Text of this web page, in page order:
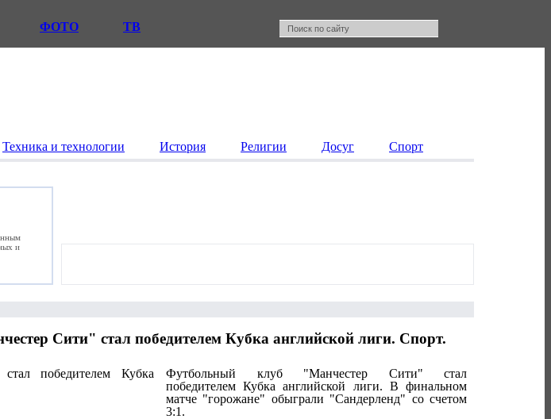
ФОТО ТВ
Техника и технологии История Религии Досуг Спорт
и
Сити" стал победителем Кубка английской лиги. Спорт.
Футбольный клуб "Манчестер Сити" стал
победителем Кубка английской лиги. В финальном
матче "горожане" обыграли "Сандерленд" со счетом
3:1.